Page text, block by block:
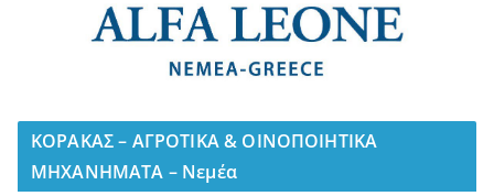
ΚΟΡΑΚΑΣ – ΑΓΡΟΤΙΚΑ & ΟΙΝΟΠΟΙΗΤΙΚΑ
ΜΗΧΑΝΗΜΑΤΑ – Νεμέα